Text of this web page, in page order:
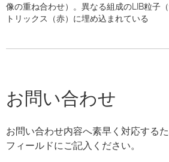
像の重ね合わせ）。異なる組成のLIB粒子
トリックス（赤）に埋め込まれている
お問い合わせ
お問い合わせ内容へ素早く対応する
フィールドにご記入ください。